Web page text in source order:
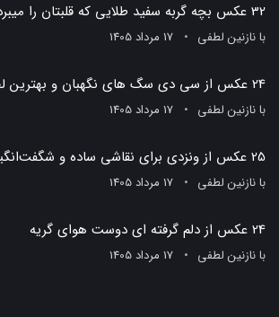
32 عکس بچه گربه سفید طلایی که قلبتان را میبرد
بانازنین لطفی 17 مرداد 1405
24 عکس از سی دی سگ های نگهبان و بهترین لحظات شیرین آن‌ها
بانازنین لطفی 17 مرداد 1405
25 عکس از ونزدی برای نقاشی ساده و شگفت‌انگیز
بانازنین لطفی 17 مرداد 1405
24 عکس از دلم گرفته ای دوست هوای گریه
بانازنین لطفی 17 مرداد 1405